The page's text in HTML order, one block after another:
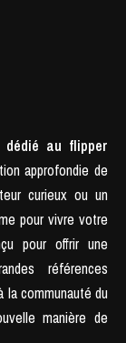
au flipper
approfondie de
curieux ou un
pour vivre votre
pour offrir une
références
communauté du
manière de